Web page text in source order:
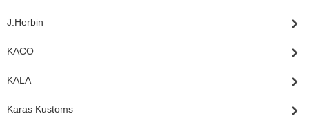
J.Herbin
KACO
KALA
Karas Kustoms